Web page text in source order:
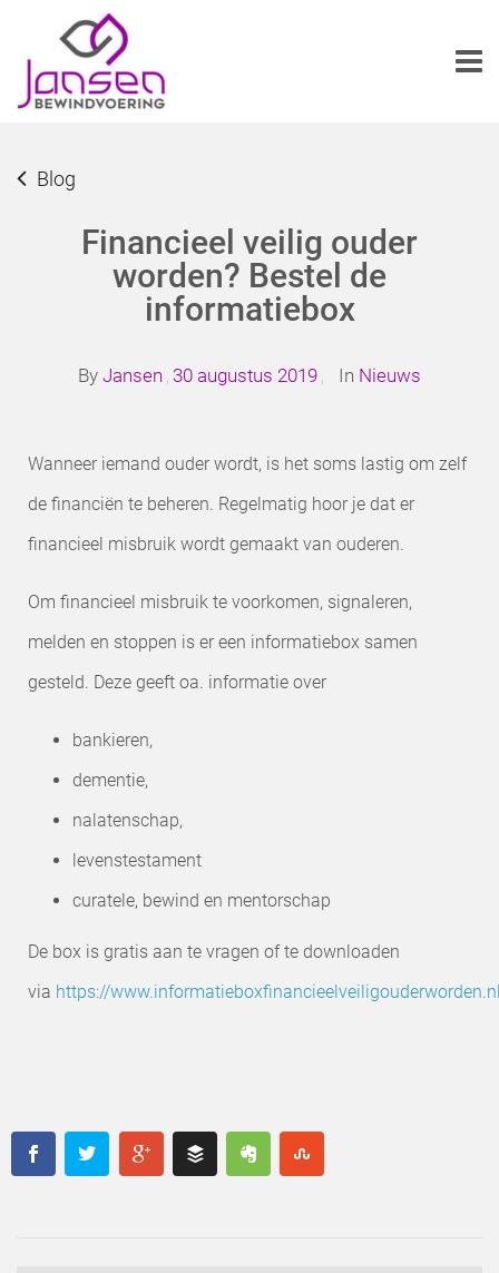
Blog
Financieel veilig ouder
worden? Bestel de
informatiebox
By Jansen 30 augustus 2019 In Nieuws
Wanneer iemand ouder wordt, is het soms lastig om zelf
de financiën te beheren. Regelmatig hoor je dat er
financieel misbruik wordt gemaakt van ouderen.
Om financieel misbruik te voorkomen, signaleren,
melden en stoppen is er een informatiebox samen
gesteld. Deze geeft oa. informatie over
bankieren,
dementie,
nalatenschap,
levenstestament
curatele, bewind en mentorschap
De box is gratis aan te vragen of te downloaden
via https://